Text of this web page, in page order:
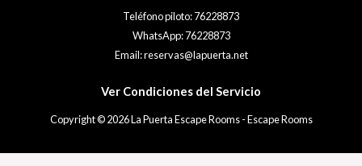
Teléfono piloto: 76228873
WhatsApp: 76228873
Email: reservas@lapuerta.net
Ver Condiciones del Servicio
Copyright © 2026 La Puerta Escape Rooms - Escape Rooms